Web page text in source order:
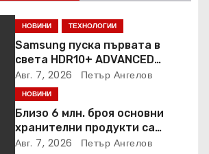
НОВИНИ ТЕХНОЛОГИИ
Samsung пуска първата в
света HDR10+ ADVANCED
стрийминг услуга в Prime
Video
Авг. 7, 2026 Петър Ангелов
НОВИНИ
Близо 6 млн. броя основни
хранителни продукти са
закупени от „Кошница с
Авг. 7, 2026 Петър Ангелов